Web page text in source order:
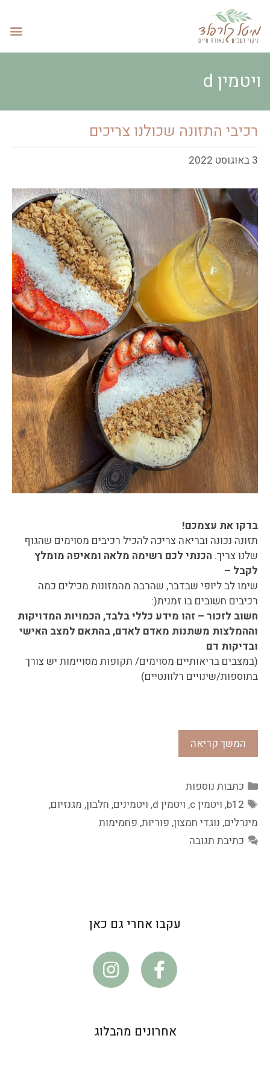
ויטמין d
רכיבי התזונה שכולנו צריכים
3 באוגוסט 2022
בדקו את עצמכם!
תזונה נכונה ובריאה צריכה להכיל רכיבים מסוימים שהגוף
שלנו צריך. הכנתי לכם רשימה מלאה ומאיפה מומלץ
לקבל –
שימו לב ליופי שבדבר, שהרבה מהמזונות מכילים כמה
רכיבים חשובים בו זמנית(:
חשוב לזכור – זהו מידע כללי בלבד, הכמויות המדויקות
וההמלצות משתנות מאדם לאדם, בהתאם למצב האישי
ובדיקות דם
(במצבים בריאותיים מסוימים/ תקופות מסויימות יש צורך
בתוספות/שינויים רלוונטיים)
המשך קריאה
כתבות נוספות
b12
, ויטמין c , ויטמין d , ויטמינים, חלבון, מגנזיום,
מינרלים, נוגדי חמצון, פוריות, פחמימות
כתיבת תגובה
עקבו אחרי גם כאן
אחרונים מהבלוג